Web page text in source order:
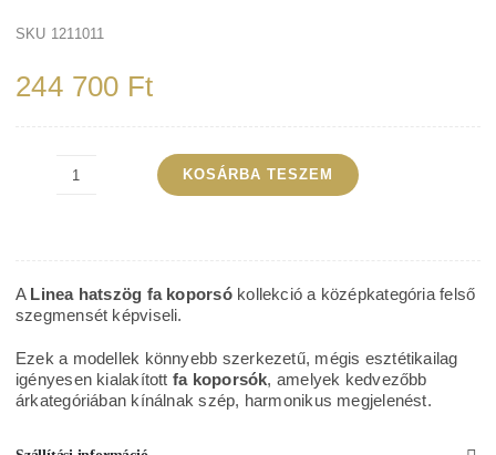
SKU 1211011
244 700 Ft
hatszög
koporsó
mennyiség
KOSÁRBA TESZEM
A Linea hatszög fa koporsókollekció a középkategória felső
szegmensét képviseli.
Ezek a modellek könnyebb szerkezetű, mégis esztétikailag
igényesen kialakított fa koporsók, amelyek kedvezőbb
árkategóriában kínálnak szép, harmonikus megjelenést.